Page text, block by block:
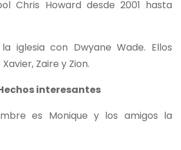
Chris Howard desde 2001 hasta
iglesia con Dwyane Wade. Ellos
Zaire y Zion.
interesantes
es Monique y los amigos la